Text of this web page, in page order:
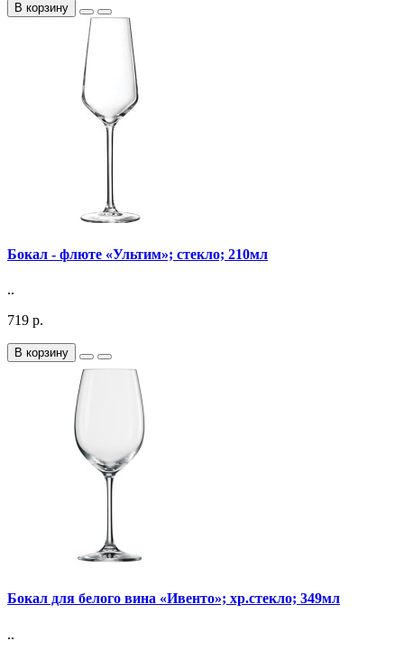
В корзину
Бокал - флюте «Ультим»; стекло; 210мл
..
719 р.
В корзину
Бокал для белого вина «Ивенто»; хр.стекло; 349мл
..